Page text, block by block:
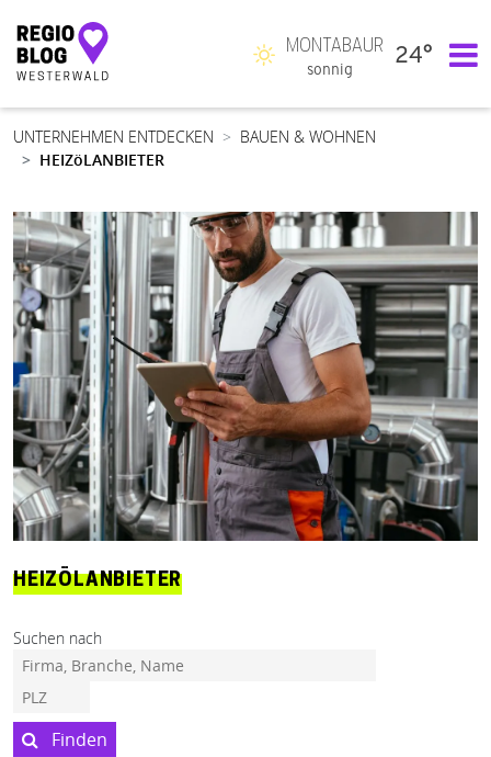
Hauptnavigation
MONTABAUR
sonnig
24°
UNTERNEHMEN ENTDECKEN
BAUEN & WOHNEN
HEIZöLANBIETER
HEIZÖLANBIETER
Suchen nach
Finden